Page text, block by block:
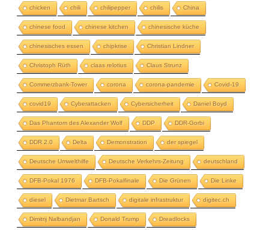
chicken chili chilipepper chilis China
chinese food chinese kitchen chinesische küche
chinesisches essen chipkrise Christian Lindner
Christoph Rüth claas relotius Claus Strunz
Commerzbank-Tower corona corona-pandemie Covid-19
covid19 Cyberattacken Cybersicherheit Daniel Boyd
Das Phantom des Alexander Wolf DDP DDR-Gorbi
DDR 2.0 Delta Demonstration der spiegel
Deutsche Umwelthilfe Deutsche Verkehrs-Zeitung deutschland
DFB-Pokal 1976 DFB-Pokalfinale Die Grünen Die Linke
diesel Dietmar Bartsch digitale infrastruktur digitec.ch
Dimitrij Nalbandjan Donald Trump Dreadlocks